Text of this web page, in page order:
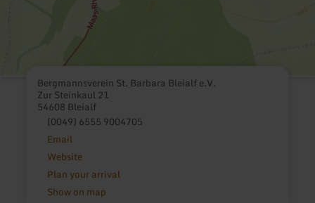
Bergmannsverein St. Barbara Bleialf e.V.
Zur Steinkaul 21
54608 Bleialf
(0049) 6555 9004705
Email
Website
Plan your arrival
Show on map